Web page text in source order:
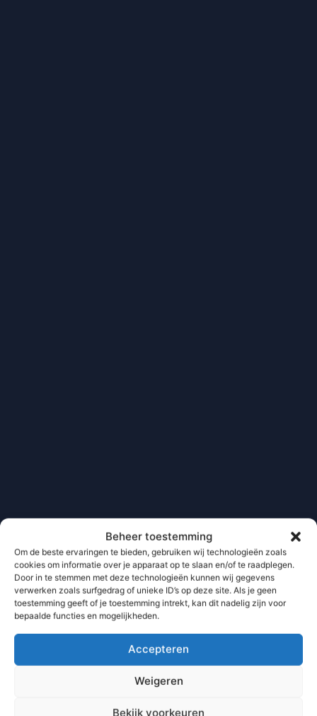
Beheer toestemming
Om de beste ervaringen te bieden, gebruiken wij technologieën zoals
cookies om informatie over je apparaat op te slaan en/of te raadplegen.
Door in te stemmen met deze technologieën kunnen wij gegevens
verwerken zoals surfgedrag of unieke ID’s op deze site. Als je geen
toestemming geeft of je toestemming intrekt, kan dit nadelig zijn voor
bepaalde functies en mogelijkheden.
Accepteren
Weigeren
Bekijk voorkeuren